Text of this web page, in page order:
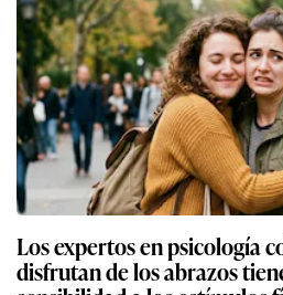
Los expertos en psicología
disfrutan de los abrazos